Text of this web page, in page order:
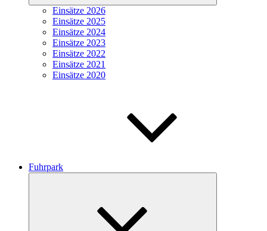
Einsätze 2026
Einsätze 2025
Einsätze 2024
Einsätze 2023
Einsätze 2022
Einsätze 2021
Einsätze 2020
Fuhrpark